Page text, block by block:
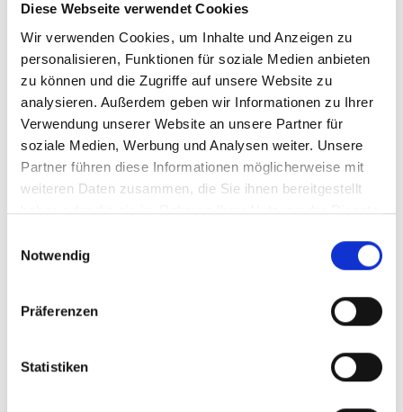
Diese Webseite verwendet Cookies
Wir verwenden Cookies, um Inhalte und Anzeigen zu
personalisieren, Funktionen für soziale Medien anbieten
zu können und die Zugriffe auf unsere Website zu
analysieren. Außerdem geben wir Informationen zu Ihrer
Verwendung unserer Website an unsere Partner für
soziale Medien, Werbung und Analysen weiter. Unsere
Partner führen diese Informationen möglicherweise mit
weiteren Daten zusammen, die Sie ihnen bereitgestellt
haben oder die sie im Rahmen Ihrer Nutzung der Dienste
Notwendig
Präferenzen
Statistiken
technischen Objektmanagements.